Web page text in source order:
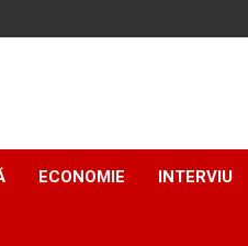
ECONOMIE INTERVIU